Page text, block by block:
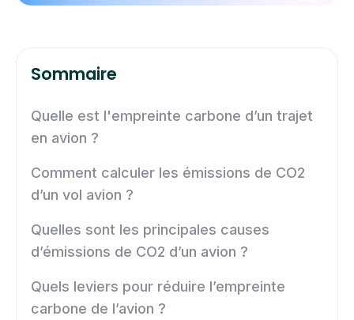
Sommaire
Quelle est l'empreinte carbone d’un trajet
en avion ?
Comment calculer les émissions de CO2
d’un vol avion ?
Quelles sont les principales causes
d’émissions de CO2 d’un avion ?
Quels leviers pour réduire l’empreinte
carbone de l’avion ?